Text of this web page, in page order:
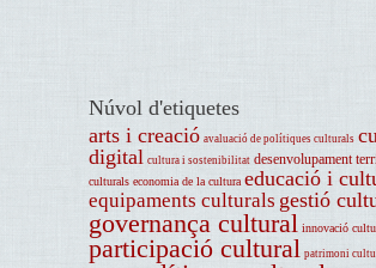
Núvol d'etiquetes
arts i creació avaluació de polítiques culturals
digital cultura i sostenibilitat desenvolupament
culturals economia de la cultura educació i
equipaments culturals gestió
governança cultural innovació
participació cultural patrimoni